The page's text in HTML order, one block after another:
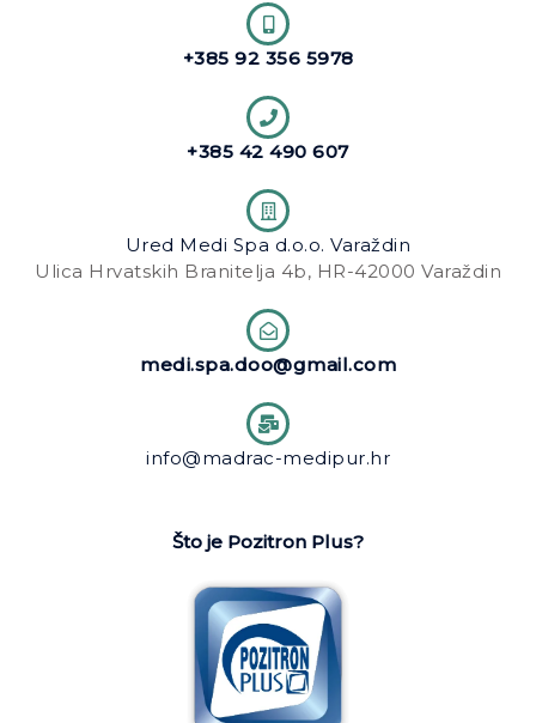
+385 92 356 5978
+385 42 490 607
Ured Medi Spa d.o.o. Varaždin
Ulica Hrvatskih Branitelja 4b, HR-42000 Varaždin
medi.spa.doo@gmail.com
info@madrac-medipur.hr
Što je Pozitron Plus?